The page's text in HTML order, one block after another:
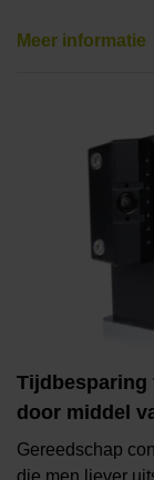
Meer informatie
Tijdbesparing
door middel
Gereedschap